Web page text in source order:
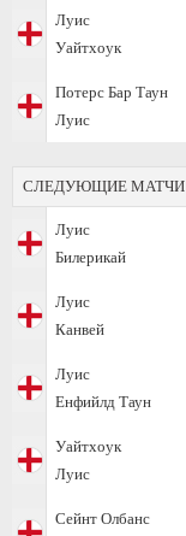
Луис
Уайтхоук
Потeрс Бар Таун
Луис
СЛЕДУЮЩИЕ МАТЧИ
Луис
Билерикай
Луис
Канвей
Луис
Енфийлд Таун
Уайтхоук
Луис
Сейнт Олбанс